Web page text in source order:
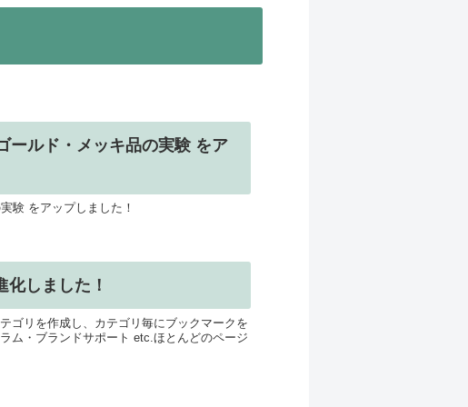
ールド・メッキ品の実験 をア
験 をアップしました！
しました！
ゴリを作成し、カテゴリ毎にブックマークを
ム・ブランドサポート etc.ほとんどのページ